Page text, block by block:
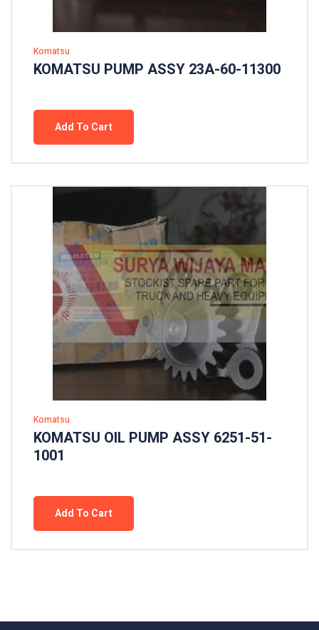
Komatsu
KOMATSU PUMP ASSY 23A-60-11300
Add To Cart
Komatsu
KOMATSU OIL PUMP ASSY 6251-51-
1001
Add To Cart